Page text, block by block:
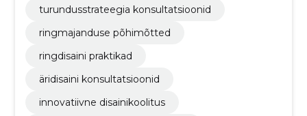
turundusstrateegia konsultatsioonid
ringmajanduse põhimõtted
ringdisaini praktikad
äridisaini konsultatsioonid
innovatiivne disainikoolitus